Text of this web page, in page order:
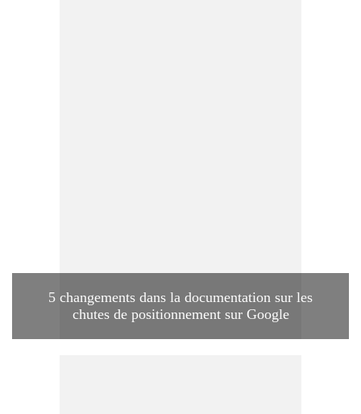
5 changements dans la documentation sur les
chutes de positionnement sur Google